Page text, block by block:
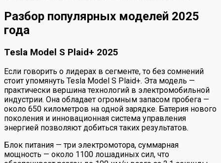
Разбор популярных моделей 2025
года
Tesla Model S Plaid+ 2025
Если говорить о лидерах в сегменте, то без сомнений
стоит упомянуть Tesla Model S Plaid+. Эта модель —
практически вершина технологий в электромобильной
индустрии. Она обладает огромным запасом пробега —
около 650 километров на одной зарядке. Батерия нового
поколения и инновационная система управления
энергией позволяют добиться таких результатов.
Блок питания — три электромотора, суммарная
мощность — около 1100 лошадиных сил, что